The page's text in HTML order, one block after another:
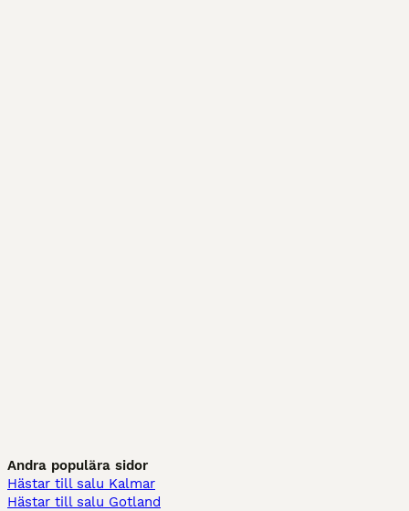
Andra populära sidor
Hästar till salu Kalmar
Hästar till salu Gotland